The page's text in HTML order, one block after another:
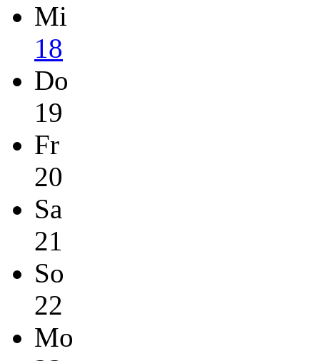
Mi
18
Do
19
Fr
20
Sa
21
So
22
Mo